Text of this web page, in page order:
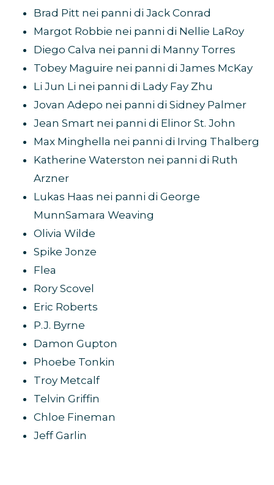
Brad Pitt nei panni di Jack Conrad
Margot Robbie nei panni di Nellie LaRoy
Diego Calva nei panni di Manny Torres
Tobey Maguire nei panni di James McKay
Li Jun Li nei panni di Lady Fay Zhu
Jovan Adepo nei panni di Sidney Palmer
Jean Smart nei panni di Elinor St. John
Max Minghella nei panni di Irving Thalberg
Katherine Waterston nei panni di Ruth
Arzner
Lukas Haas nei panni di George
MunnSamara Weaving
Olivia Wilde
Spike Jonze
Flea
Rory Scovel
Eric Roberts
P.J. Byrne
Damon Gupton
Phoebe Tonkin
Troy Metcalf
Telvin Griffin
Chloe Fineman
Jeff Garlin